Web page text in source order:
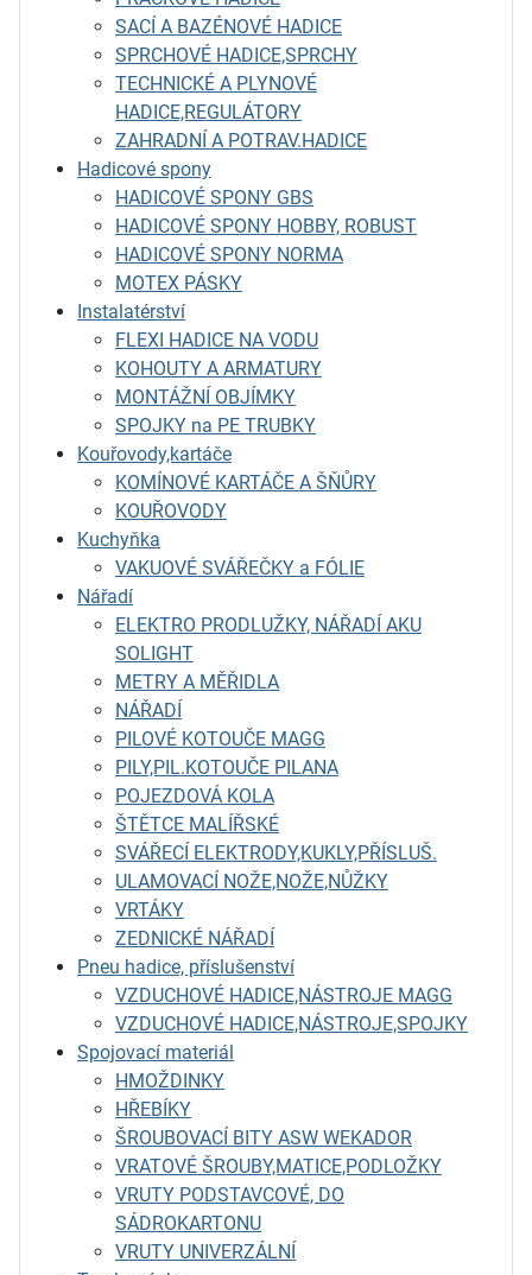
SACÍ A BAZÉNOVÉ HADICE
SPRCHOVÉ HADICE,SPRCHY
TECHNICKÉ A PLYNOVÉ
HADICE,REGULÁTORY
ZAHRADNÍ A POTRAV.HADICE
Hadicové spony
HADICOVÉ SPONY GBS
HADICOVÉ SPONY HOBBY, ROBUST
HADICOVÉ SPONY NORMA
MOTEX PÁSKY
Instalatérství
FLEXI HADICE NA VODU
KOHOUTY A ARMATURY
MONTÁŽNÍ OBJÍMKY
SPOJKY na PE TRUBKY
Kouřovody,kartáče
KOMÍNOVÉ KARTÁČE A ŠŇŮRY
KOUŘOVODY
Kuchyňka
VAKUOVÉ SVÁŘEČKY a FÓLIE
Nářadí
ELEKTRO PRODLUŽKY, NÁŘADÍ AKU
SOLIGHT
METRY A MĚŘIDLA
NÁŘADÍ
PILOVÉ KOTOUČE MAGG
PILY,PIL.KOTOUČE PILANA
POJEZDOVÁ KOLA
ŠTĚTCE MALÍŘSKÉ
SVÁŘECÍ ELEKTRODY,KUKLY,PŘÍSLUŠ.
ULAMOVACÍ NOŽE,NOŽE,NŮŽKY
VRTÁKY
ZEDNICKÉ NÁŘADÍ
Pneu hadice, příslušenství
VZDUCHOVÉ HADICE,NÁSTROJE MAGG
VZDUCHOVÉ HADICE,NÁSTROJE,SPOJKY
Spojovací materiál
HMOŽDINKY
HŘEBÍKY
ŠROUBOVACÍ BITY ASW WEKADOR
VRATOVÉ ŠROUBY,MATICE,PODLOŽKY
VRUTY PODSTAVCOVÉ, DO
SÁDROKARTONU
VRUTY UNIVERZÁLNÍ